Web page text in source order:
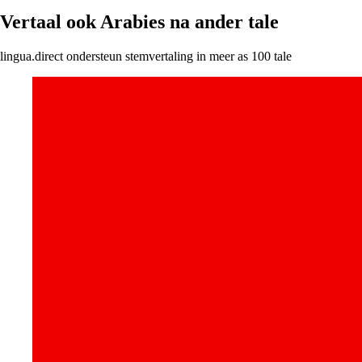
Vertaal ook Arabies na ander tale
lingua.direct ondersteun stemvertaling in meer as 100 tale